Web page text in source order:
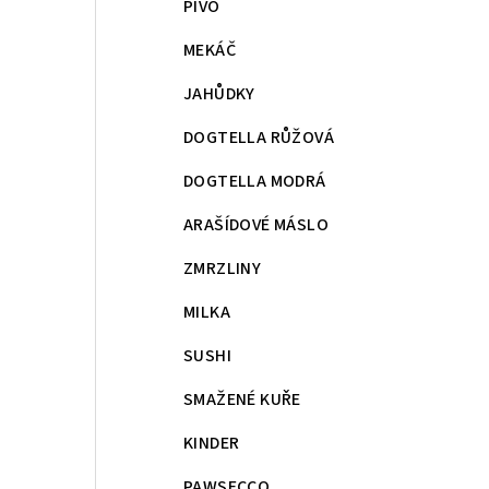
PIVO
MEKÁČ
JAHŮDKY
DOGTELLA RŮŽOVÁ
DOGTELLA MODRÁ
ARAŠÍDOVÉ MÁSLO
ZMRZLINY
MILKA
SUSHI
SMAŽENÉ KUŘE
KINDER